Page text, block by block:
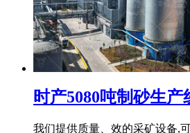
时产5080吨制砂生
我们提供质量、效的采矿设备,